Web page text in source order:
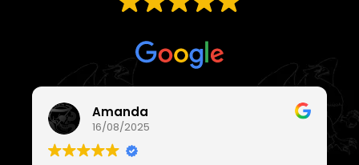
Amanda
16/08/2025